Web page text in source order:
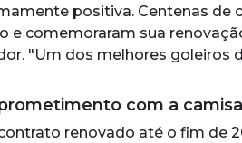
positiva. Centenas de
e comemoraram sua
"Um dos melhores goleiros
com a
renovado até o fim de